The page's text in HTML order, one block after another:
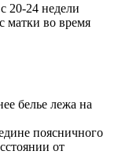
20-24 недели
матки во время
белье лежа на
поясничного
от